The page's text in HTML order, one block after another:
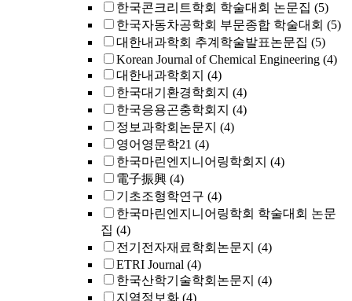
한국콘크리트학회 학술대회 논문집 (5)
한국자동차공학회 부문종합 학술대회 (5)
대한내과학회 추계학술발표논문집 (5)
Korean Journal of Chemical Engineering (4)
대한내과학회지 (4)
한국대기환경학회지 (4)
한국응용곤충학회지 (4)
정보과학회논문지 (4)
영어영문학21 (4)
한국마린엔지니어링학회지 (4)
電子振興 (4)
기초조형학연구 (4)
한국마린엔지니어링학회 학술대회 논문
집 (4)
전기전자재료학회논문지 (4)
ETRI Journal (4)
한국산학기술학회논문지 (4)
지역정보화 (4)